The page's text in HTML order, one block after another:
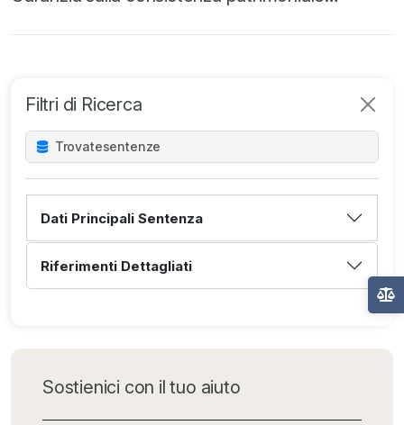
Filtri di Ricerca
Trovatesentenze
Dati Principali Sentenza
Riferimenti Dettagliati
Sostienici con il tuo aiuto